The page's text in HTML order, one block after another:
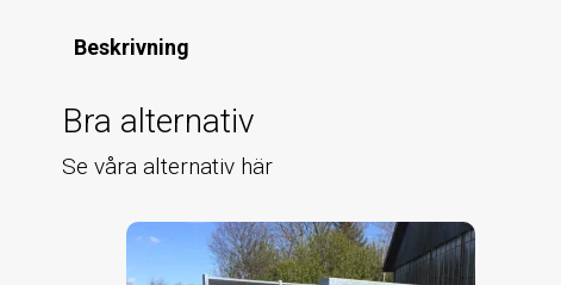
Beskrivning
Bra alternativ
Se våra alternativ här